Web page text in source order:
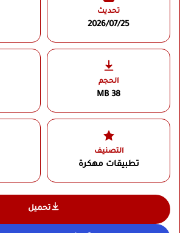
تحديث
2026/07/25
الحجم
38 MB
التصنيف
تطبيقات مهكرة
تحميل